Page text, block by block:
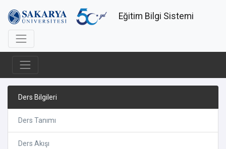
Eğitim Bilgi Sistemi
Ders Bilgileri
Ders Tanımı
Ders Akışı